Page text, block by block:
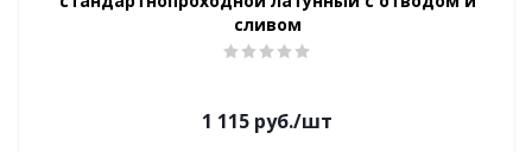
сливом
1 115 руб./шт